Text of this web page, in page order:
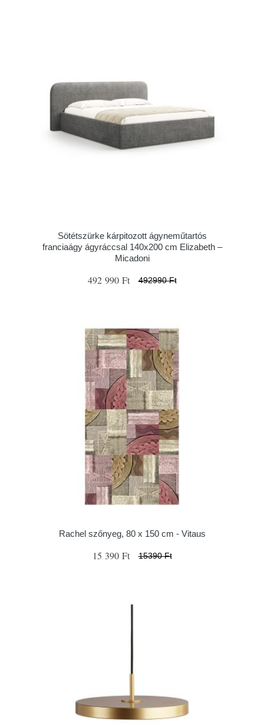
Sötétszürke kárpitozott ágyneműtartós
franciaágy ágyráccsal 140x200 cm Elizabeth –
Micadoni
492 990 Ft 492990 Ft
Rachel szőnyeg, 80 x 150 cm - Vitaus
15 390 Ft 15390 Ft